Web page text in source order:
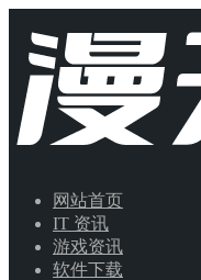
网站首页
IT 资讯
游戏资讯
软件下载